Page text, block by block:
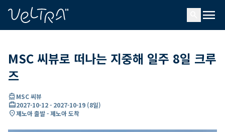
menu
MSC 씨뷰로 떠나는 지중해 일주 8일 크루
즈
directions_boatMSC 씨뷰
card_travel2027-10-12- 2027-10-19 (8일)
location_on제노아 출발 - 제노아 도착